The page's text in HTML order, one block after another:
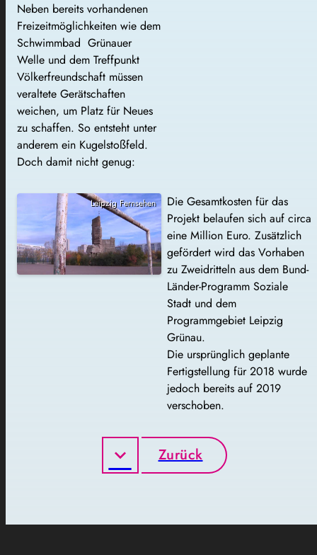
Neben bereits vorhandenen
Freizeitmöglichkeiten wie dem
Schwimmbad Grünauer
Welle und dem Treffpunkt
Völkerfreundschaft müssen
veraltete Gerätschaften
weichen, um Platz für Neues
zu schaffen. So entsteht unter
anderem ein Kugelstoßfeld.
Doch damit nicht genug:
Leipzig Fernsehen
Die Gesamtkosten für das
Projekt belaufen sich auf circa
eine Million Euro. Zusätzlich
gefördert wird das Vorhaben
zu Zweidritteln aus dem Bund-
Länder-Programm Soziale
Stadt und dem
Programmgebiet Leipzig
Grünau.
Die ursprünglich geplante
Fertigstellung für 2018 wurde
jedoch bereits auf 2019
verschoben.
Zurück